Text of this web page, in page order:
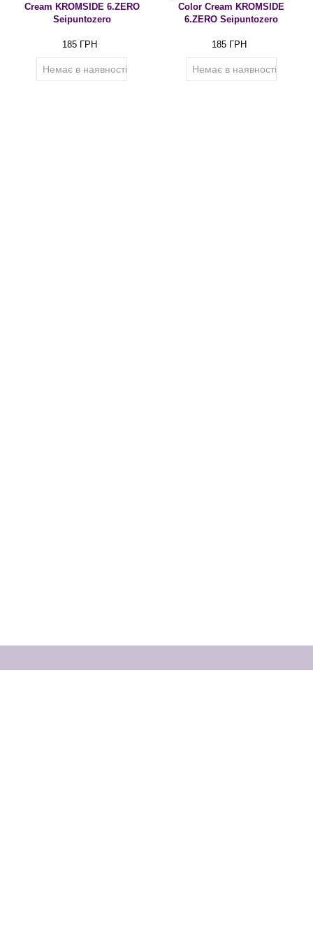
Cream KROMSIDE 6.ZERO
Seipuntozero
185 ГРН
Немає в наявності
Color Cream KROMSIDE
6.ZERO Seipuntozero
185 ГРН
Немає в наявності